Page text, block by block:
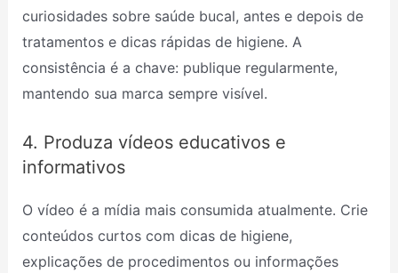
curiosidades sobre saúde bucal, antes e depois de
tratamentos e dicas rápidas de higiene. A
consistência é a chave: publique regularmente,
mantendo sua marca sempre visível.
4. Produza vídeos educativos e
informativos
O vídeo é a mídia mais consumida atualmente. Crie
conteúdos curtos com dicas de higiene,
explicações de procedimentos ou informações